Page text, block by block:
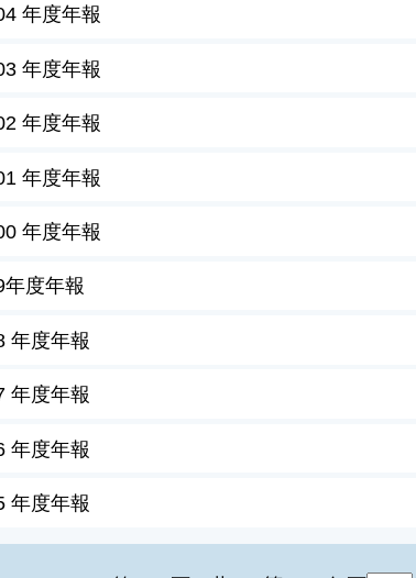
年度年報
年度年報
年度年報
年度年報
年度年報
年度年報
年度年報
年度年報
年度年報
年度年報